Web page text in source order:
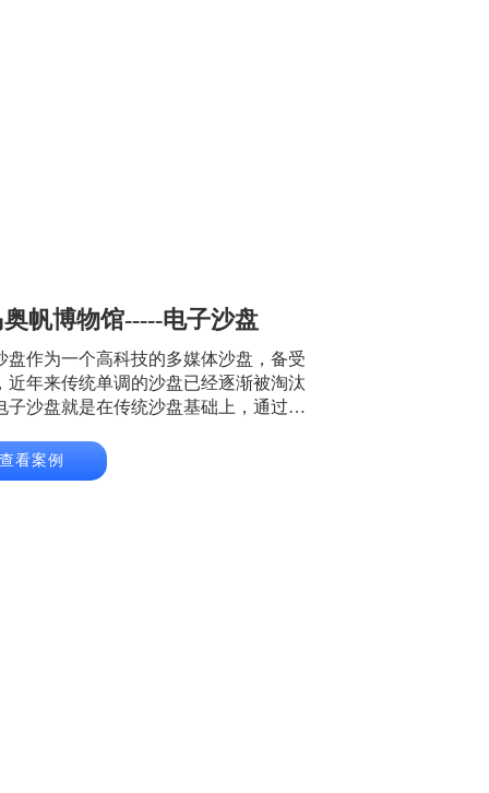
帆博物馆-----电子沙盘
盘作为一个高科技的多媒体沙盘，备受
近年来传统单调的沙盘已经逐渐被淘汰
子沙盘就是在传统沙盘基础上，通过投
合灯光音效及配音讲解，生动直观地进
，从而让参观者获取简明、优美、逼真
看案例